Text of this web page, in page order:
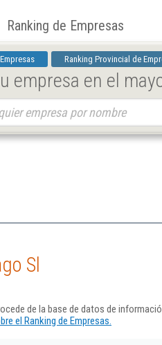
Ranking de Empresas
Ranking Provincial de
empresa en el
Sl
de la base de datos de
el Ranking de Empresas.